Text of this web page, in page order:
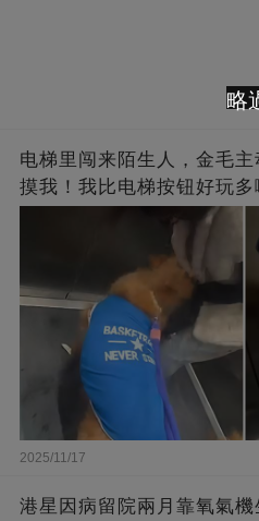
电梯里闯来陌生人，金毛
摸我！我比电梯按钮好玩多
2025/11/17
港星因病留院兩月靠氧氣
略